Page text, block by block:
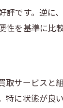
買取利用前に
買いや追加請
ブル事例から
です。逆に
を基準に比
サービス
に状態が良
お問い
お問い